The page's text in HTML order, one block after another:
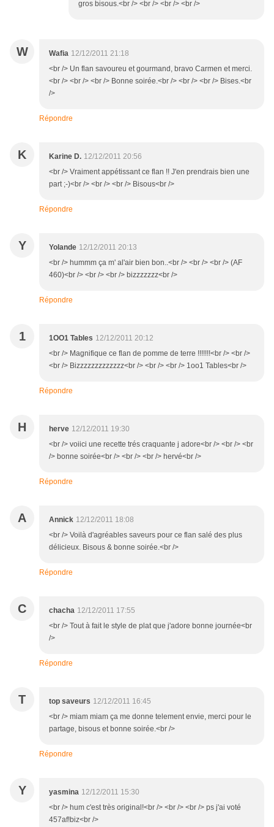
gros bisous.<br /> <br /> <br /> <br />
W Wafia 12/12/2011 21:18
<br /> Un flan savoureu et gourmand, bravo Carmen et merci.
<br /> <br /> <br /> Bonne soirée.<br /> <br /> <br /> Bises.<br
/>
Répondre
K Karine D. 12/12/2011 20:56
<br /> Vraiment appétissant ce flan !! J'en prendrais bien une
part ;-)<br /> <br /> <br /> Bisous<br />
Répondre
Y Yolande 12/12/2011 20:13
<br /> hummm ça m' al'air bien bon..<br /> <br /> <br /> (AF
460)<br /> <br /> <br /> bizzzzzzz<br />
Répondre
1 1OO1 Tables 12/12/2011 20:12
<br /> Magnifique ce flan de pomme de terre !!!!!!!<br /> <br />
<br /> Bizzzzzzzzzzzzz<br /> <br /> <br /> 1oo1 Tables<br />
Répondre
H herve 12/12/2011 19:30
<br /> voiici une recette trés craquante j adore<br /> <br /> <br
/> bonne soirée<br /> <br /> <br /> hervé<br />
Répondre
A Annick 12/12/2011 18:08
<br /> Voilà d'agréables saveurs pour ce flan salé des plus
délicieux. Bisous & bonne soirée.<br />
Répondre
C chacha 12/12/2011 17:55
<br /> Tout à fait le style de plat que j'adore bonne journée<br
/>
Répondre
T top saveurs 12/12/2011 16:45
<br /> miam miam ça me donne telement envie, merci pour le
partage, bisous et bonne soirée.<br />
Répondre
Y yasmina 12/12/2011 15:30
<br /> hum c'est très original!<br /> <br /> <br /> ps j'ai voté
457af!biz<br />